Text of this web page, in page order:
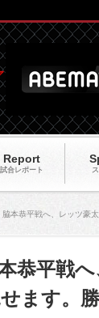
Report
試合レポート
脇本恭平戦へ、レッツ豪
恭平戦
ます。